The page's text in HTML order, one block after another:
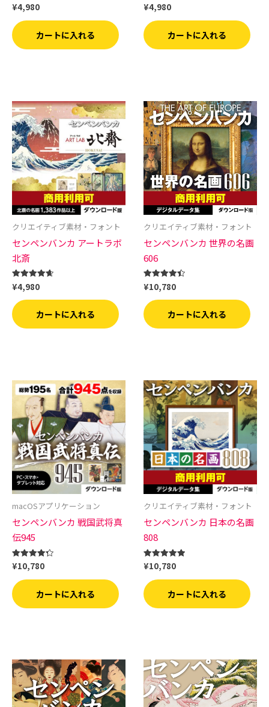
5段階中
4.50
の評価
¥4,980
カートに入れる
5段階中
4.50
の評価
¥4,980
カートに入れる
クリエイティブ素材・フォント
センペンバンカ アートラボ
北斎
5段階中
4.67
の評価
¥4,980
カートに入れる
クリエイティブ素材・フォント
センペンバンカ 世界の名画
606
5段階中
4.50
の評価
¥10,780
カートに入れる
macOSアプリケーション
センペンバンカ 戦国武将真
伝945
5段階中
4.33
の評価
¥10,780
カートに入れる
クリエイティブ素材・フォント
センペンバンカ 日本の名画
808
5段階中
5.00
の評価
¥10,780
カートに入れる